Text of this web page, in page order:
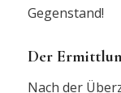
Gegenstand!
Der
Nach der